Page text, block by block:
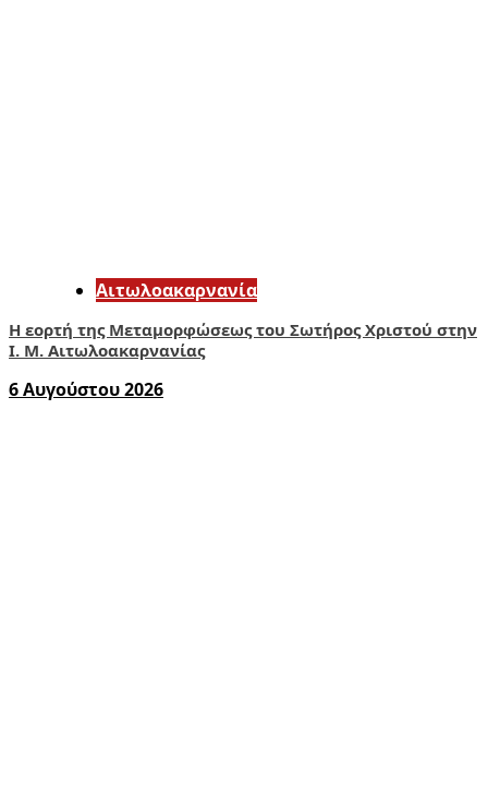
Αιτωλοακαρνανία
Η εορτή της Μεταμορφώσεως του Σωτήρος Χριστού στην
Ι. Μ. Αιτωλοακαρνανίας
6 Αυγούστου 2026